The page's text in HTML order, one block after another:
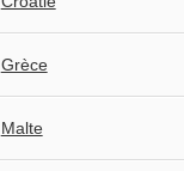
Grèce
Malte